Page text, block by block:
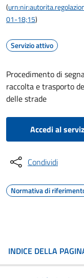
(
01-18;15)
Servizio attivo
Procedimento di
raccolta e trasporto
delle strade
Accedi al
Condividi
Normativa di
INDICE DELLA